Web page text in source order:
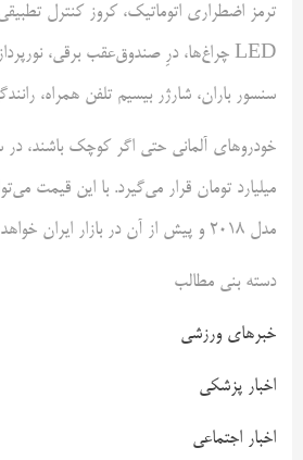
ترمز اضطراری اتوماتیک، کروز کنترل
سنسور باران، شارژر بیسیم تلفن همراه،
میلیارد تومان قرار می‌گیرد. با این قیمت
مدل 2018 و پیش از آن در بازار ایران خواهد می بود.
دسته بنی مطالب
خبرهای ورزشی
اخبار پزشکی
اخبار اجتماعی